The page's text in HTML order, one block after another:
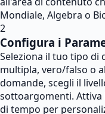
Mondiale, Algebra o
2
Configura i
Seleziona il tuo tipo di
multipla, vero/falso o
domande, scegli il
sottoargomenti. Attiva
di tempo per